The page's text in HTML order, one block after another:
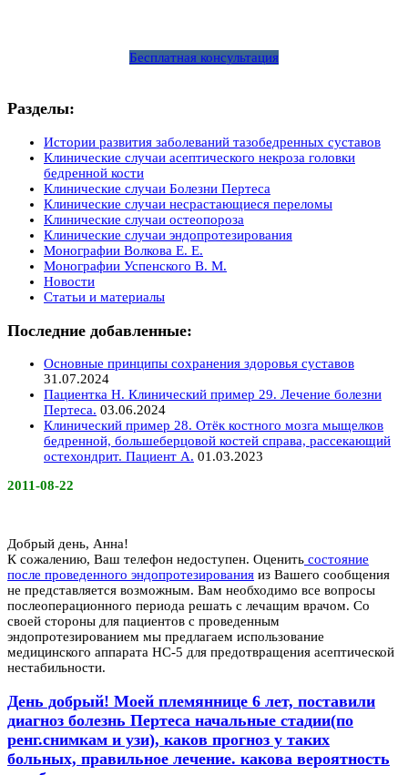
Бесплатная консультация
Разделы:
Истории развития заболеваний тазобедренных суставов
Клинические случаи асептического некроза головки
бедренной кости
Клинические случаи Болезни Пертеса
Клинические случаи несрастающиеся переломы
Клинические случаи остеопороза
Клинические случаи эндопротезирования
Монографии Волкова Е. Е.
Монографии Успенского В. М.
Новости
Статьи и материалы
Последние добавленные:
Основные принципы сохранения здоровья суставов
31.07.2024
Пациентка Н. Клинический пример 29. Лечение болезни
Пертеса. 03.06.2024
Клинический пример 28. Отёк костного мозга мыщелков
бедренной, большеберцовой костей справа, рассекающий
остехондрит. Пациент А. 01.03.2023
2011-08-22
Добрый день, Анна!
К сожалению, Ваш телефон недоступен. Оценить состояние
после проведенного эндопротезирования из Вашего сообщения
не представляется возможным. Вам необходимо все вопросы
послеоперационного периода решать с лечащим врачом. Со
своей стороны для пациентов с проведенным
эндопротезированием мы предлагаем использование
медицинского аппарата НС-5 для предотвращения асептической
нестабильности.
День добрый! Моей племяннице 6 лет, поставили
диагноз болезнь Пертеса начальные стадии(по
ренг.снимкам и узи), каков прогноз у таких
больных, правильное лечение. какова вероятность